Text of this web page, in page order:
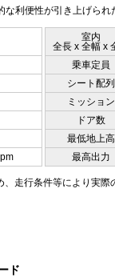
な利便性が引き上げられ
室内
全長 x 全幅 x
乗車定員
シート配列
ミッション
ドア数
最低地上高
最高出力
走行条件等により実際
ド